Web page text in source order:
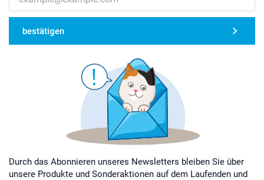
bestätigen
Durch das Abonnieren unseres Newsletters bleiben Sie über
unsere Produkte und Sonderaktionen auf dem Laufenden und